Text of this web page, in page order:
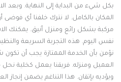
شيء من البداية إلى النهاية. وبعد
بالكامل. لا نترك خلفنا أي فوضى أو
بشكل رائع ومنزل أنيق. يمكنك
اليوم. هذه التجربة السريعة والنظيفة
بأن الخدمة الممتازة يجب أن تكون
ومنزله. فريقنا يعمل كخلية نحل
بإتقان. هذا التناغم يضمن إنجاز